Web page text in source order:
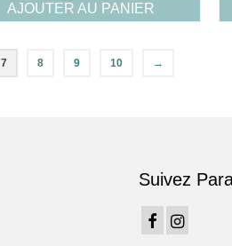
AJOUTER AU PANIER
7 8 9 10 →
Suivez